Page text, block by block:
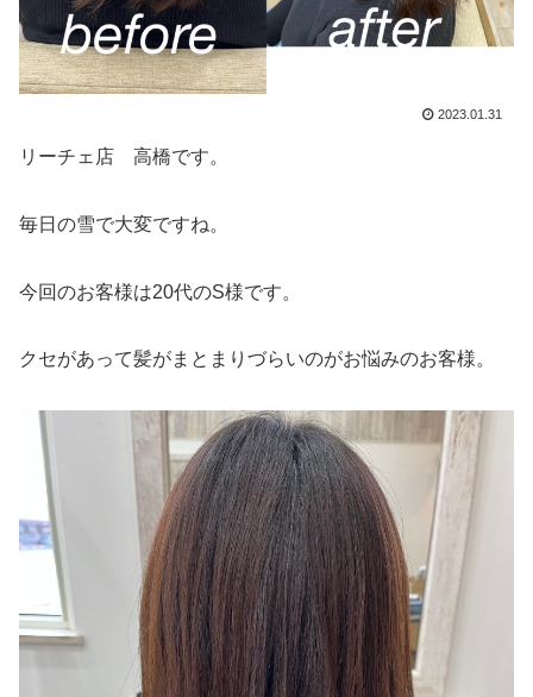
2023.01.31
リーチェ店 高橋です。
毎日の雪で大変ですね。
今回のお客様は20代のS様です。
クセがあって髪がまとまりづらいのがお悩みのお客様。